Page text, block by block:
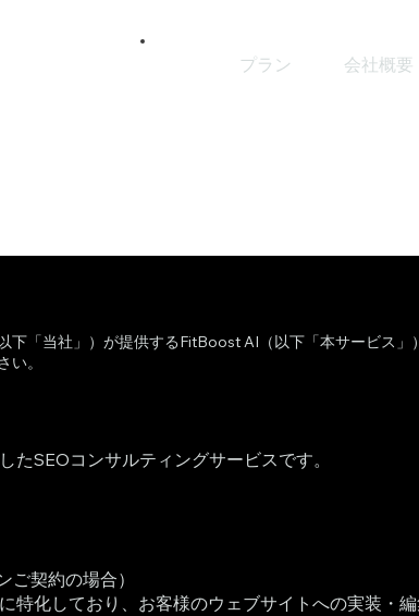
プラン 会社概要
下「当社」）が提供するFitBoost AI（以下「本サービス」
。
SEOコンサルティングサービスです。
ご契約の場合）
化しており、お客様のウェブサイトへの実装・編